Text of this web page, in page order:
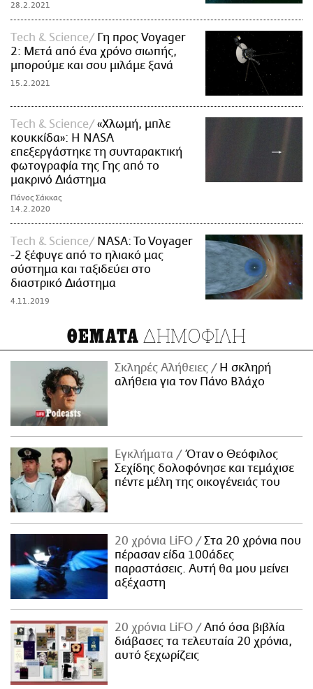
28.2.2021
Τech & Science
Γη προς Voyager
2: Μετά από ένα χρόνο σιωπής,
μπορούμε και σου μιλάμε ξανά
15.2.2021
Τech & Science
«Χλωμή, μπλε
κουκκίδα»: Η NASA
επεξεργάστηκε τη συνταρακτική
φωτογραφία της Γης από το
μακρινό Διάστημα
Πάνος Σάκκας
14.2.2020
Τech & Science
NASA: To Voyager
-2 ξέφυγε από το ηλιακό μας
σύστημα και ταξιδεύει στο
διαστρικό Διάστημα
4.11.2019
ΘΕΜΑΤΑ ΔΗΜΟΦΙΛΗ
Σκληρές Αλήθειες
H σκληρή
αλήθεια για τον Πάνο Βλάχο
Εγκλήματα
Όταν ο Θεόφιλος
Σεχίδης δολοφόνησε και τεμάχισε
πέντε μέλη της οικογένειάς του
20 χρόνια LiFO
Στα 20 χρόνια που
πέρασαν είδα 100άδες
παραστάσεις. Αυτή θα μου μείνει
αξέχαστη
20 χρόνια LiFO
Από όσα βιβλία
διάβασες τα τελευταία 20 χρόνια,
αυτό ξεχωρίζεις